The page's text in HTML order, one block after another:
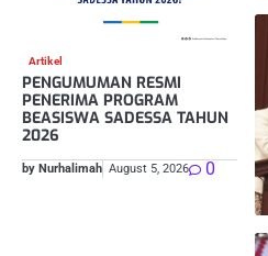
Artikel
PENGUMUMAN RESMI
PENERIMA PROGRAM
BEASISWA SADESSA TAHUN
2026
by Nurhalimah August 5, 2026 0